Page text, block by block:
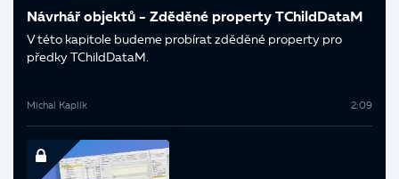
Návrhář objektů - Zděděné property TChildDataM
V této kapitole budeme probírat zděděné property pro
předky TChildDataM.
Michal Kaplík 2:09